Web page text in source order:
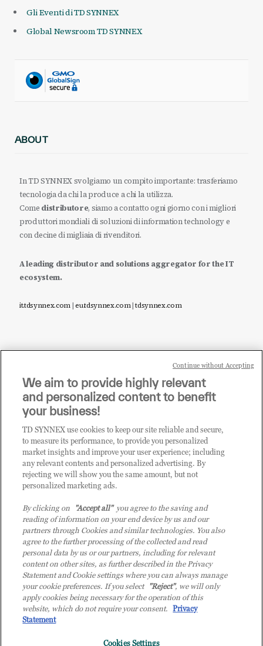
Gli Eventi di TD SYNNEX
Global Newsroom TD SYNNEX
ABOUT
In TD SYNNEX svolgiamo un compito importante: trasferiamo
tecnologia da chi la produce a chi la utilizza.
Come distributore, siamo a contatto ogni giorno con i migliori
produttori mondiali di soluzioni di information technology e
con decine di migliaia di rivenditori.
A leading distributor and solutions aggregator for the IT
ecosystem.
it.tdsynnex.com|eu.tdsynnex.com|tdsynnex.com
Sei un rivenditore di tecnologia e desideri acquistare
i prodotti o le soluzioni trattate sul blog?
CLICCA QUI E DIVENTA
CLIENTE TD SYNNEX
© 2026 TD SYNNEX Italy S.r.l. - Sede legale: via Luigi Russolo 9, 20138 Milano
(MI) - Numero di iscrizione al Registro delle Imprese di Milano e Codice Fiscale:
07092780159 - P.IVA: 07092780159 - Eur 12.569.000,00 i.v - TD SYNNEX e TD
in altri Paesi. Società a socio unico soggetta all’attività di direzione e coordinamento
We aim to provide highly relevant
and personalized content to benefit
your business!
TD SYNNEX use cookies to keep our site reliable and secure,
to measure its performance, to provide you personalized
market insights and improve your user experience; including
any relevant contents and personalized advertising. By
rejecting we will show you the same amount, but not
personalized marketing ads.
By clicking on "Accept all"you agree to the saving and
reading of information on your end device by us and our
partners through Cookies and similar technologies. You also
agree to the further processing of the collected and read
personal data by us or our partners, including for relevant
content on other sites, as further described in the Privacy
Statement and Cookie settings where you can always manage
your cookie preferences. If you select "Reject", we will only
apply cookies being necessary for the operation of this
website, which do not require your consent. Privacy
Statement
Cookies Settings
Continue without Accepting